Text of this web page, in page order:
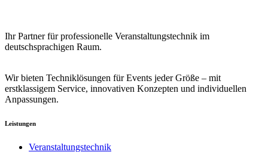
Ihr Partner für professionelle Veranstaltungstechnik im
deutschsprachigen Raum.
Wir bieten Techniklösungen für Events jeder Größe – mit
erstklassigem Service, innovativen Konzepten und individuellen
Anpassungen.
Leistungen
Veranstaltungstechnik